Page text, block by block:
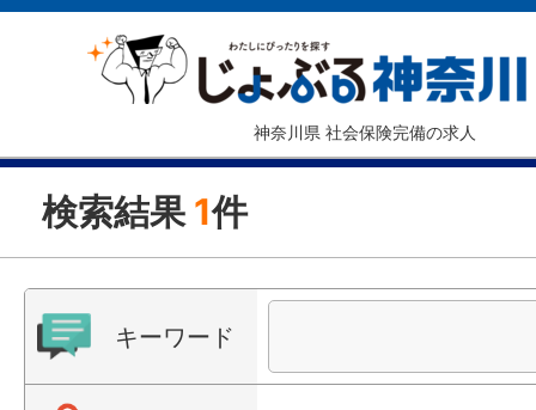
神奈川県 社会保険完備の求人
検索結果 1件
キーワード